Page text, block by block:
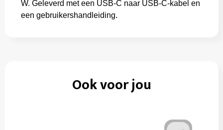
W. Geleverd met een USB-C naar USB-C-kabel en
een gebruikershandleiding.
Ook voor jou